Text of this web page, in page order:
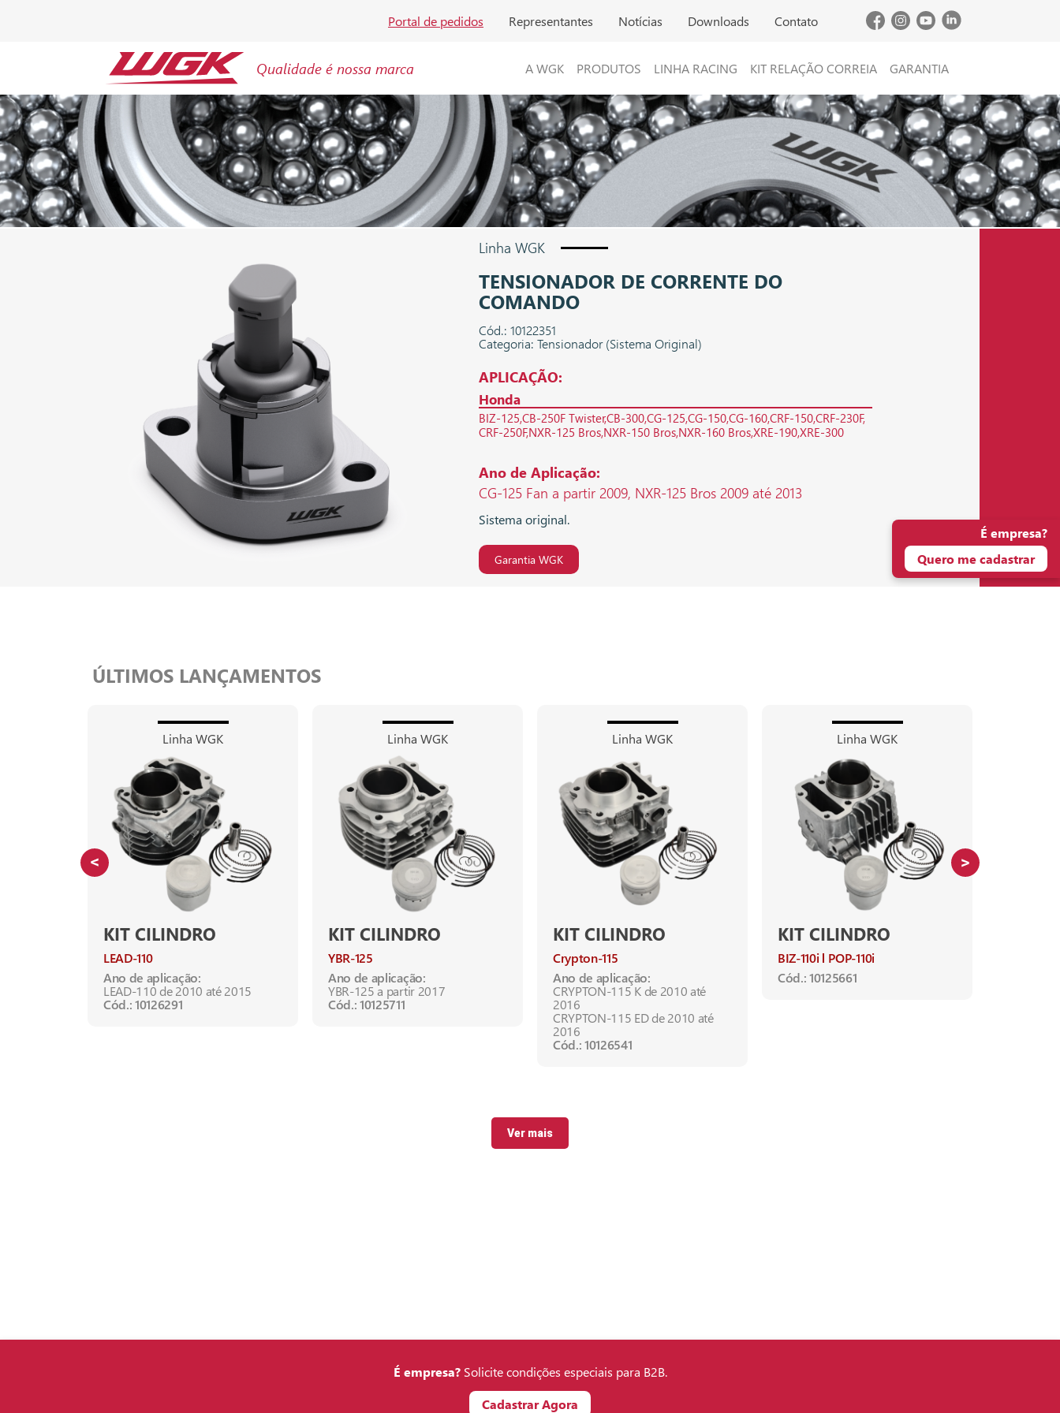
Portal de pedidos Representantes Notícias Downloads Contato
Qualidade é nossa marca A WGK PRODUTOS LINHA RACING KIT RELAÇÃO CORREIA GARANTIA
Linha WGK
TENSIONADOR DE CORRENTE DO
COMANDO
Cód.: 10122351
Categoria: Tensionador (Sistema Original)
APLICAÇÃO:
Honda
BIZ-125 CB-250F TwisterCB-300CG-125 CG-150CG-160CRF-150CRF-230F
CRF-250FNXR-125 Bros NXR-150 Bros NXR-160 BrosXRE-190XRE-300
Ano de Aplicação:
CG-125 Fan a partir 2009, NXR-125 Bros 2009 até 2013
Sistema original.
Garantia WGK
ÚLTIMOS LANÇAMENTOS
Linha WGK
KIT CILINDRO
LEAD-110
Ano de aplicação:
LEAD-110 de 2010 até 2015
Cód.: 10126291
Linha WGK
KIT CILINDRO
YBR-125
Ano de aplicação:
YBR-125 a partir 2017
Cód.: 10125711
Linha WGK
KIT CILINDRO
Crypton-115
Ano de aplicação:
CRYPTON-115 K de 2010 até
2016
CRYPTON-115 ED de 2010 até
2016
Cód.: 10126541
Linha WGK
KIT CILINDRO
BIZ-110i
POP-110i
Cód.: 10125661
Ver mais
É empresa?
Quero me cadastrar
É empresa?Solicite condições especiais para B2B.
Cadastrar Agora